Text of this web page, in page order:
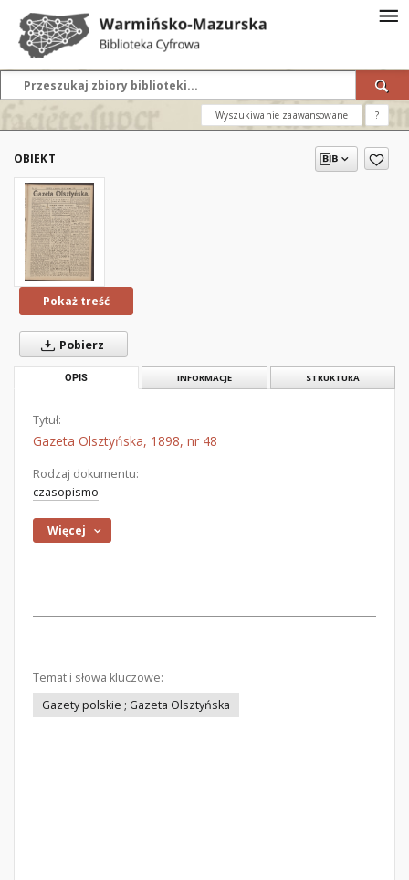
Wyszukiwanie zaawansowane ?
OBIEKT
Pokaż treść
Pobierz
OPIS INFORMACJE STRUKTURA
Tytuł:
Gazeta Olsztyńska, 1898, nr 48
Rodzaj dokumentu:
czasopismo
Więcej
Temat i słowa kluczowe:
Gazety polskie ; Gazeta Olsztyńska